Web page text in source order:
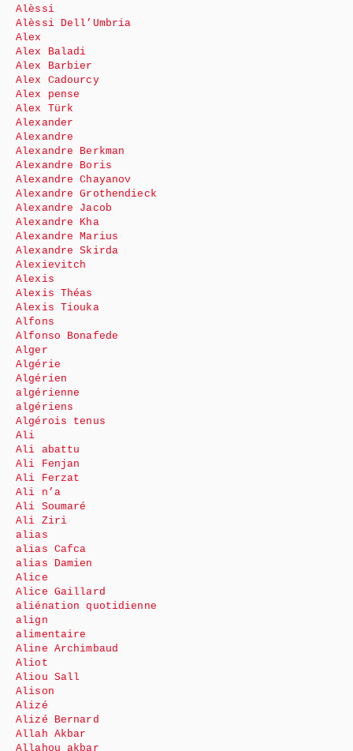
Alèssi
Alèssi Dell’Umbria
Alex
Alex Baladi
Alex Barbier
Alex Cadourcy
Alex pense
Alex Türk
Alexander
Alexandre
Alexandre Berkman
Alexandre Boris
Alexandre Chayanov
Alexandre Grothendieck
Alexandre Jacob
Alexandre Kha
Alexandre Marius
Alexandre Skirda
Alexievitch
Alexis
Alexis Théas
Alexis Tiouka
Alfons
Alfonso Bonafede
Alger
Algérie
Algérien
algérienne
algériens
Algérois tenus
Ali
Ali abattu
Ali Fenjan
Ali Ferzat
Ali n’a
Ali Soumaré
Ali Ziri
alias
alias Cafca
alias Damien
Alice
Alice Gaillard
aliénation quotidienne
align
alimentaire
Aline Archimbaud
Aliot
Aliou Sall
Alison
Alizé
Alizé Bernard
Allah Akbar
Allahou akbar